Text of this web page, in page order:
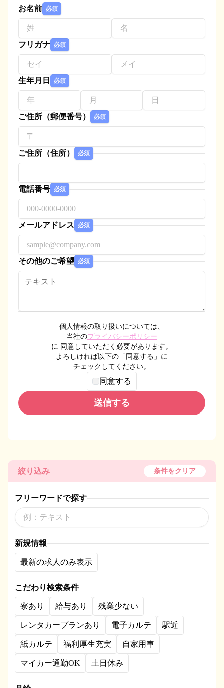
お名前 必須
フリガナ 必須
生年月日 必須
ご住所（郵便番号） 必須
ご住所（住所） 必須
電話番号 必須
メールアドレス 必須
その他のご希望 必須
個人情報の取り扱いについては、
当社のプライバシーポリシー
に 同意していただく必要があります。
よろしければ以下の「同意する」に
チェックしてください。
同意する
送信する
絞り込み 条件をクリア
フリーワードで探す
新規情報
最新の求人のみ表示
こだわり検索条件
寮あり 給与あり 残業少ない
レンタカープランあり 電子カルテ 駅近
紙カルテ 福利厚生充実 自家用車
マイカー通勤OK 土日休み